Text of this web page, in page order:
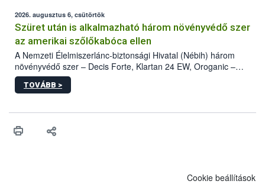
az intenzív felderítést, emellett az intézkedéseket a szlovák
hatósággal is összehangolják a terjedés megállítása érdekében.
2026. augusztus 6, csütörtök
Szüret után is alkalmazható három növényvédő szer
az amerikai szőlőkabóca ellen
A Nemzeti Élelmiszerlánc-biztonsági Hivatal (Nébih) három
növényvédő szer – Decis Forte, Klartan 24 EW, Oroganic –
engedélyokiratát módosította, így azok a szüretet követően,
egészen a vesszőérettség (BBCH 91) stádiumáig
érésű szőlőkben is legyen lehetőség a károsító elleni további
felhasználók számára is elérhető és ökológiai termesztésben is
TOVÁBB >
Cookie beállítások